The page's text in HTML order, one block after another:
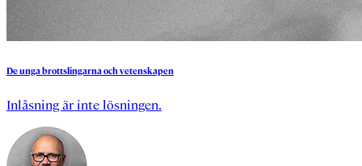
Deungabrottslingarnaochvetenskapen
Inlåsning är inte lösningen.